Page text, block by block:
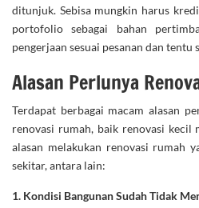
ditunjuk. Sebisa mungkin harus
portofolio sebagai bahan
pengerjaan sesuai pesanan dan tentu
Alasan Perlunya
Terdapat berbagai macam alasan
renovasi rumah, baik renovasi kecil
alasan melakukan renovasi rumah
sekitar, antara lain:
1. Kondisi Bangunan Sudah Tidak